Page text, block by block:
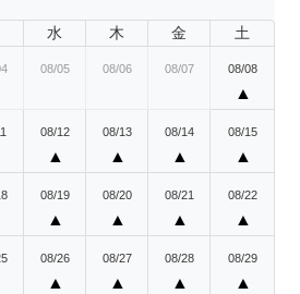
水 木 金 土
08/05 08/06 08/07 08/08
▲
08/12
▲
08/13
▲
08/14
▲
08/15
▲
08/19
▲
08/20
▲
08/21
▲
08/22
▲
08/26
▲
08/27
▲
08/28
▲
08/29
▲